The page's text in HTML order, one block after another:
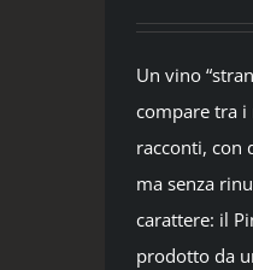
Un vino
compare tra i
racconti, con
ma senza
carattere: il
prodotto da